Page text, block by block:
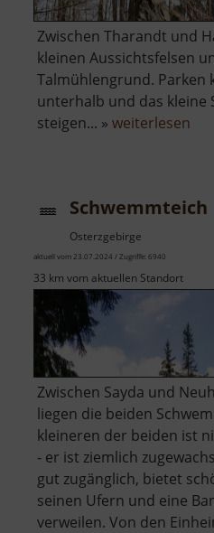
Zwischen Tharandt und
kleinen Aussichtsfelsen
Talmühlengrund. Parken
unterhalb und das kleine
steigen... » weiterlesen
Schwemmteich
Osterzgebirge
aktuell vom 23.07.2024 / Zugriffe: 6940
33 km vom aktuellen Standort
Zwischen Sayda und
liegen die beiden
kleineren der beiden ist
- er ist ziemlich
gut zugänglich, bietet
seinen Ufern und eine
verweilen. Von den